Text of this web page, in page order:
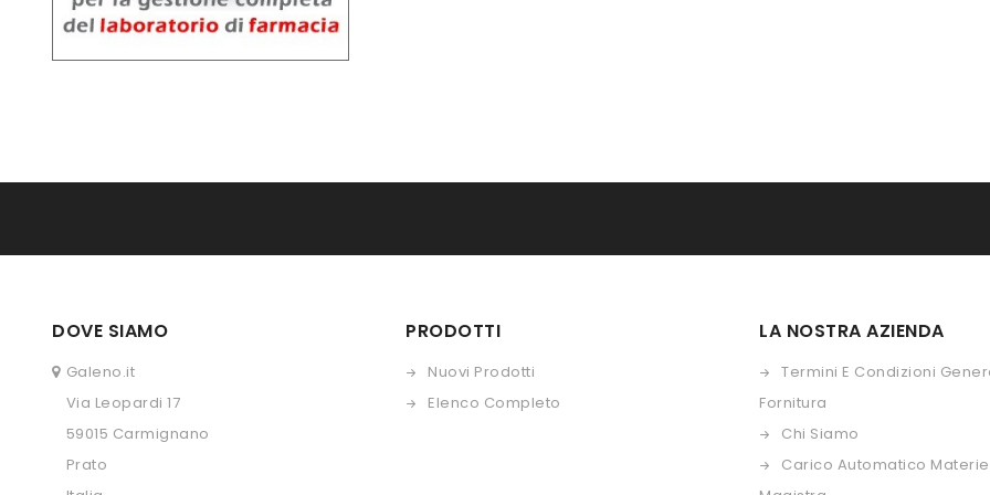
DOVE SIAMO
Galeno.it
Via Leopardi 17
59015 Carmignano
Prato
PRODOTTI
Nuovi Prodotti
Elenco Completo
LA NOSTRA AZIENDA
Termini E Condizioni
Fornitura
Chi Siamo
Carico Automatico